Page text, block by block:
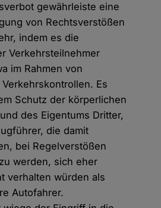
gewährleiste eine
von Rechtsverstößen
indem es die
Verkehrsteilnehmer
im Rahmen von
Es
Schutz der körperlichen
des Eigentums Dritter,
die damit
bei Regelverstößen
werden, sich eher
verhalten würden als
Autofahrer.